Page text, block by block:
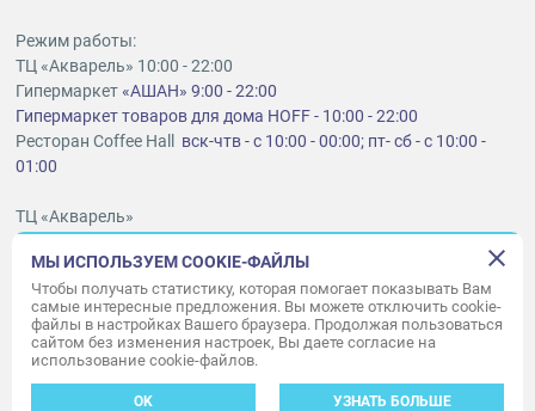
Режим работы:
ТЦ «Акварель» 10:00 - 22:00
Гипермаркет«АШАН» 9:00 - 22:00
Гипермаркет товаров для дома HOFF - 10:00 - 22:00
Ресторан Coffee Hall вск-чтв - с 10:00 - 00:00; пт- сб - с 10:00 -
01:00
ТЦ «Акварель»
lt@aquarelle-centre.ru
ООО «Акварель»
© «Акварель» 2010–2026. Все права защищены.
Дизайн концепция сайта —
Адаптивный дизайн и программирование —34 ВЕБ
МЫ ИСПОЛЬЗУЕМ COOKIE-ФАЙЛЫ
Чтобы получать статистику, которая помогает показывать Вам
самые интересные предложения. Вы можете отключить cookie-
файлы в настройках Вашего браузера. Продолжая пользоваться
сайтом без изменения настроек, Вы даете согласие на
использование cookie-файлов.
OK УЗНАТЬ БОЛЬШЕ